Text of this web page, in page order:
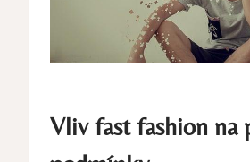
Vliv fast fashion na